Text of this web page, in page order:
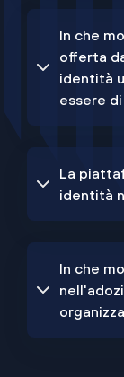
In che
offerta
identità
essere
La
identità
In che